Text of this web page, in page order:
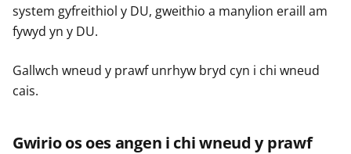
system gyfreithiol y DU, gweithio a manylion eraill am
fywyd yn y DU.
Gallwch wneud y prawf unrhyw bryd cyn i chi wneud
cais.
Gwirio os oes angen i chi wneud y prawf